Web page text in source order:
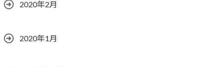
2020年2月
2020年1月